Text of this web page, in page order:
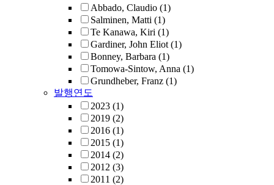
Abbado, Claudio (1)
Salminen, Matti (1)
Te Kanawa, Kiri (1)
Gardiner, John Eliot (1)
Bonney, Barbara (1)
Tomowa-Sintow, Anna (1)
Grundheber, Franz (1)
발행연도
2023 (1)
2019 (2)
2016 (1)
2015 (1)
2014 (2)
2012 (3)
2011 (2)